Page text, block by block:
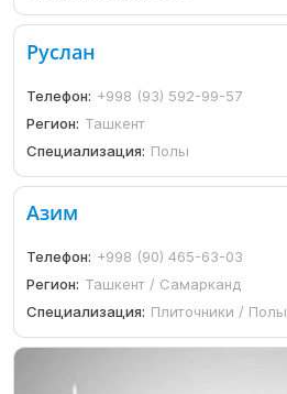
Руслан
Телефон: +998 (93) 592-99-57
Регион: Ташкент
Специализация: Полы
Азим
Телефон: +998 (90) 465-63-03
Регион: Ташкент / Самарканд
Специализация: Плиточники / Полы